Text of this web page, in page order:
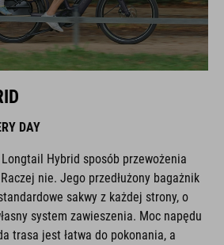
DAY
Hybrid sposób przewożenia
nie. Jego przedłużony bagażnik
sakwy z każdej strony, o
system zawieszenia. Moc napędu
trasa jest łatwa do pokonania, a